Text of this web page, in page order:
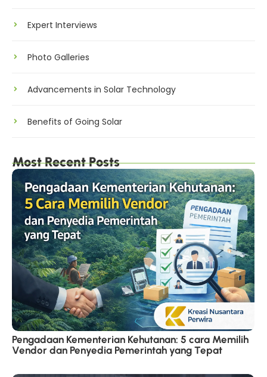
Expert Interviews
Photo Galleries
Advancements in Solar Technology
Benefits of Going Solar
Most Recent Posts
Pengadaan Kementerian Kehutanan: 5 cara Memilih
Vendor dan Penyedia Pemerintah yang Tepat